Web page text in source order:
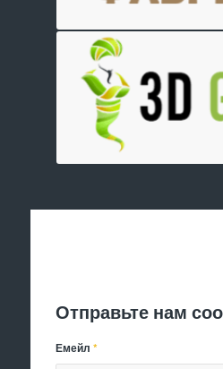
Отправьте нам
Емейл*